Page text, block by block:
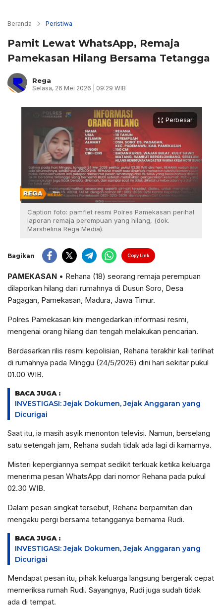
Beranda Peristiwa
Pamit Lewat WhatsApp, Remaja
Pamekasan Hilang Bersama Tetangga
Rega
Selasa, 26 Mei 2026 | 09:29 WIB
Perbesar
Caption foto: pamflet resmi Polres Pamekasan perihal
laporan remaja perempuan yang hilang, (dok.
Marshelina Rega Media).
Bagikan Copy Link
PAMEKASAN • Rehana (18) seorang remaja perempuan
dilaporkan hilang dari rumahnya di Dusun Soro, Desa
Pagagan, Pamekasan, Madura, Jawa Timur.
Polres Pamekasan kini mengedarkan informasi resmi,
mengenai orang hilang dan tengah melakukan pencarian.
Berdasarkan rilis resmi kepolisian, Rehana terakhir kali terlihat
di rumahnya pada Minggu (24/5/2026) dini hari sekitar pukul
01.00 WIB.
BACA JUGA :
INVESTIGASI: Jejak Dokumen, Jejak Anggaran yang
Dicurigai
Saat itu, ia masih asyik menonton televisi. Namun, berselang
satu setengah jam, Rehana sudah tidak ada lagi di kamarnya.
Misteri kepergiannya sempat sedikit terkuak ketika keluarga
menerima pesan WhatsApp dari nomor Rehana pada pukul
02.30 WIB.
Dalam pesan singkat tersebut, Rehana berpamitan dan
mengaku pergi bersama tetangganya bernama Rudi.
BACA JUGA :
INVESTIGASI: Jejak Dokumen, Jejak Anggaran yang
Dicurigai
Mendapat pesan itu, pihak keluarga langsung bergerak cepat
memeriksa rumah Rudi. Sayangnya, Rudi juga sudah tidak
ada di tempat.